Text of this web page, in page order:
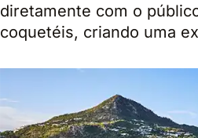
diretamente com o
coquetéis, criando uma